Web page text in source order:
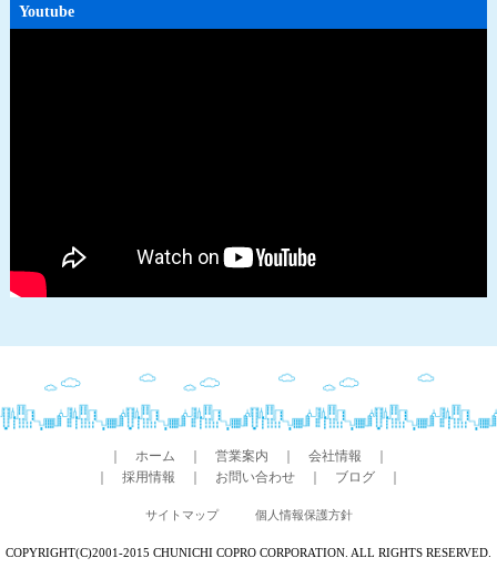
Youtube
ホーム 営業案内 会社情報
採用情報 お問い合わせ ブログ
サイトマップ 個人情報保護方針
COPYRIGHT(C)2001-2015 CHUNICHI COPRO CORPORATION. ALL RIGHTS RESERVED.